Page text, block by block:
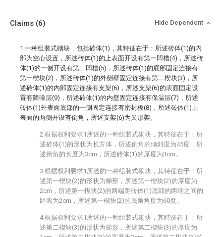
Claims (6) Hide Dependent
1.一种组装式砌块，包括砖体(1)，其特征在于：所述砖体(1)的内
部为空心设置，所述砖体(1)的上表面开设有第一凹槽(4)，所述砖
体(1)的一侧开设有第二凹槽(5)，所述砖体(1)的底部固定连接有
第一楔块(2)，所述砖体(1)的外侧壁固定连接有第二楔块(3)，所
述砖体(1)的内部固定连接有支架(6)，所述支架(6)的表面固定设
置有降噪层(9)，所述砖体(1)的内壁固定连接有保温层(7)，所述
砖体(1)外表面底部的一侧固定连接有密封板(8)，所述砖体(1)上
表面的两侧开设有倒角，所述支架(6)为叉形架。
2.根据权利要求1所述的一种组装式砌块，其特征在于：所
述砖体(1)的形状为长方体，所述倒角的倾斜度为45度，所
述倒角的长度为3cm，所述砖体(1)的厚度为3cm。
3.根据权利要求1所述的一种组装式砌块，其特征在于：所
述第一楔块(2)的形状为梯形，所述第一楔块(2)的厚度为
2cm，所述第一楔块(2)的两端距砖体(1)底部的两端之间的
距离为2cm，所述第一楔块(2)的底角角度为60度。
4.根据权利要求1所述的一种组装式砌块，其特征在于：所
述第二楔块(3)的形状为梯形，所述第二楔块(3)的厚度为